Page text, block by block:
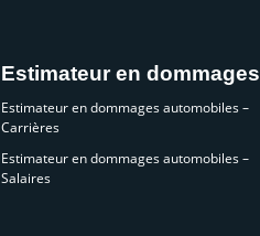
Estimateur en dommages
Estimateur en dommages automobiles –
Carrières
Estimateur en dommages automobiles –
Salaires